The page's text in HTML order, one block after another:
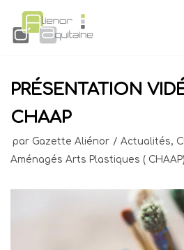
Aller
au
PRÉSENTATION
CHAAP
par Gazette Aliénor Actualités,
Aménagés Arts Plastiques ( CHAAP)